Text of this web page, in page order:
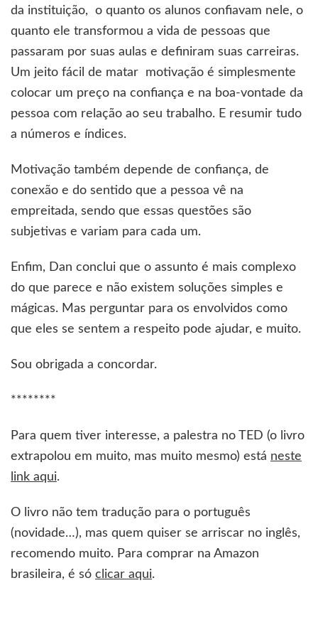
da instituição, o quanto os alunos confiavam nele, o
quanto ele transformou a vida de pessoas que
passaram por suas aulas e definiram suas carreiras.
Um jeito fácil de matar motivação é simplesmente
colocar um preço na confiança e na boa-vontade da
pessoa com relação ao seu trabalho. E resumir tudo
a números e índices.
Motivação também depende de confiança, de
conexão e do sentido que a pessoa vê na
empreitada, sendo que essas questões são
subjetivas e variam para cada um.
Enfim, Dan conclui que o assunto é mais complexo
do que parece e não existem soluções simples e
mágicas. Mas perguntar para os envolvidos como
que eles se sentem a respeito pode ajudar, e muito.
Sou obrigada a concordar.
********
Para quem tiver interesse, a palestra no TED (o livro
extrapolou em muito, mas muito mesmo) está neste
link aqui.
O livro não tem tradução para o português
(novidade…), mas quem quiser se arriscar no inglês,
recomendo muito. Para comprar na Amazon
brasileira, é só clicar aqui.